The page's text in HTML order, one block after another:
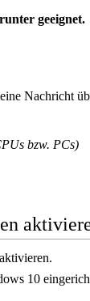
geeignet.
Nachricht
bzw. PCs)
10